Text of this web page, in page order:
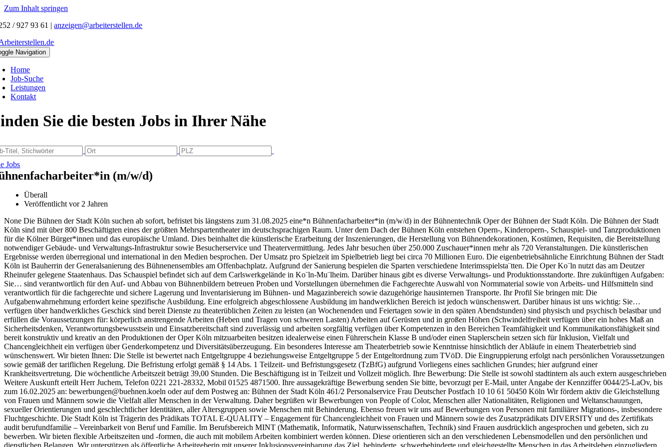
Zum Inhalt springen
/ 927 93 61 |anzeigen@arbeiterstellen.de
Navigation
Home
Job-Suche
Leistungen
Kontakt
Sie die besten Jobs in Ihrer Nähe
Jobs
(m/w/d)
Überall
Veröffentlicht vor 2 Jahren
None Die Bühnen der Stadt Köln suchen ab sofort, befristet bis längstens zum 31.08.2025 eine*n Bühnenfacharbeiter*in (m/w/d) in der Bühnentechnik Oper der Bühnen der Stadt Köln. Die Bühnen der Stadt
Köln sind mit über 800 Beschäftigten eines der größten Mehrspartentheater im deutschsprachigen Raum. Unter dem Dach der Bühnen Köln entstehen Opern-, Kinderopern-, Schauspiel- und Tanzproduktionen
für die Kölner Bürger*innen und das europäische Umland. Dies beinhaltet die künstlerische Erarbeitung der Inszenierungen, die Herstellung von Bühnendekorationen, Kostümen, Requisiten, die Bereitstellung
notwendiger Gebäude- und Verwaltungs-Infrastruktur sowie Besucherservice und Theatervermittlung. Jedes Jahr besuchen über 250.000 Zuschauer*innen mehr als 720 Veranstaltungen. Die künstlerischen
Ergebnisse werden überregional und international in den Medien besprochen. Der Umsatz pro Spielzeit im Spielbetrieb liegt bei circa 70 Millionen Euro. Die eigenbetriebsähnliche Einrichtung Bühnen der Stadt
Köln ist Bauherrin der Generalsanierung des Bühnenensembles am Offenbachplatz. Aufgrund der Sanierung bespielen die Sparten verschiedene Interimsspielsta¨tten. Die Oper Ko¨ln nutzt das am Deutzer
Rheinufer gelegene Staatenhaus. Das Schauspiel befindet sich auf dem Carlswerkgelände in Ko¨ln-Mu¨lheim. Darüber hinaus gibt es diverse Verwaltungs- und Produktionsstandorte. Ihre zukünftigen Aufgaben:
Sie… sind verantwortlich für den Auf- und Abbau von Bühnenbildern betreuen Proben und Vorstellungen übernehmen die Fachgerechte Auswahl von Normmaterial sowie von Arbeits- und Hilfsmitteln sind
verantwortlich für die fachgerechte und sichere Lagerung und Inventarisierung im Bühnen- und Magazinbereich sowie dazugehörige hausinternen Transporte. Ihr Profil Sie bringen mit: Die
Aufgabenwahrnehmung erfordert keine spezifische Ausbildung. Eine erfolgreich abgeschlossene Ausbildung im handwerklichen Bereich ist jedoch wünschenswert. Darüber hinaus ist uns wichtig: Sie…
verfügen über handwerkliches Geschick sind bereit Dienste zu theaterüblichen Zeiten zu leisten (an Wochenenden und Feiertagen sowie in den späten Abendstunden) sind physisch und psychisch belastbar und
erfüllen die Voraussetzungen für: körperlich anstrengende Arbeiten (Heben und Tragen von schweren Lasten) Arbeiten auf Gerüsten und in großen Höhen (Schwindelfreiheit verfügen über ein hohes Maß an
Sicherheitsdenken, Verantwortungsbewusstsein und Einsatzbereitschaft sind zuverlässig und arbeiten sorgfältig verfügen über Kompetenzen in den Bereichen Teamfähigkeit und Kommunikationsfähigkeit sind
bereit konstruktiv und kreativ an den Produktionen der Oper Köln mitzuarbeiten besitzen idealerweise einen Führerschein Klasse B und/oder einen Staplerschein setzen sich für Inklusion, Vielfalt und
Chancengleichheit ein verfügen über Genderkompetenz und Diversitätsüberzeugung. Ein besonderes Interesse am Theaterbetrieb sowie Kenntnisse hinsichtlich der Abläufe in einem Theaterbetrieb sind
wünschenswert. Wir bieten Ihnen: Die Stelle ist bewertet nach Entgeltgruppe 4 beziehungsweise Entgeltgruppe 5 der Entgeltordnung zum TVöD. Die Eingruppierung erfolgt nach persönlichen Voraussetzungen
sowie gemäß der tariflichen Regelung. Die Befristung erfolgt gemäß § 14 Abs. 1 Teilzeit- und Befristungsgesetz (TzBfG) aufgrund Vorliegens eines sachlichen Grundes; hier aufgrund einer
Krankheitsvertretung. Die wöchentliche Arbeitszeit beträgt 39,00 Stunden. Die Beschäftigung ist in Teilzeit und Vollzeit möglich. Ihre Bewerbung: Die Stelle ist sowohl stadtintern als auch extern ausgeschrieben
Weitere Auskunft erteilt Herr Juchem, Telefon 0221 221-28332, Mobil 01525 4871500. Ihre aussagekräftige Bewerbung senden Sie bitte, bevorzugt per E-Mail, unter Angabe der Kennziffer 0044/25-LaOv, bis
zum 16.02.2025 an: bewerbungen@buehnen.koeln oder auf dem Postweg an: Bühnen der Stadt Köln 461/2 Personalservice Frau Deutscher Postfach 10 10 61 50450 Köln Wir fördern aktiv die Gleichstellung
von Frauen und Männern sowie die Vielfalt aller Menschen in der Verwaltung. Daher begrüßen wir Bewerbungen von People of Color, Menschen aller Nationalitäten, Religionen und Weltanschauungen,
sexueller Orientierungen und geschlechtlicher Identitäten, aller Altersgruppen sowie Menschen mit Behinderung. Ebenso freuen wir uns auf Bewerbungen von Personen mit familiärer Migrations-, insbesondere
Fluchtgeschichte. Die Stadt Köln ist Trägerin des Prädikats TOTAL E-QUALITY – Engagement für Chancengleichheit von Frauen und Männern sowie des Zusatzprädikats DIVERSITY und des Zertifikats
audit berufundfamilie – Vereinbarkeit von Beruf und Familie. Im Berufsbereich MINT (Mathematik, Informatik, Naturwissenschaften, Technik) sind Frauen ausdrücklich angesprochen und gebeten, sich zu
bewerben. Wir bieten flexible Arbeitszeiten und -formen, die auch mit mobilem Arbeiten kombiniert werden können. Diese orientieren sich an den verschiedenen Lebensmodellen und den persönlichen und
dienstlichen Belangen. Wir unterstützen als öffentliche Arbeitgeberin mit unserer Inklusionsvereinbarung das Ziel, behinderte, schwerbehinderte und gleichgestellte Menschen in das Arbeitsleben einzugliedern.